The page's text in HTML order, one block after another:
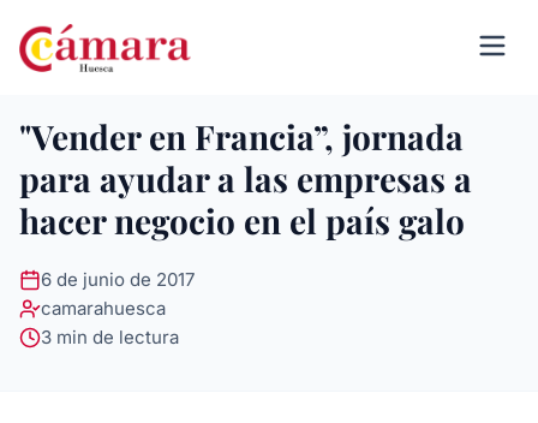
"Vender en Francia”, jornada
para ayudar a las empresas a
hacer negocio en el país galo
6 de junio de 2017
camarahuesca
3 min de lectura